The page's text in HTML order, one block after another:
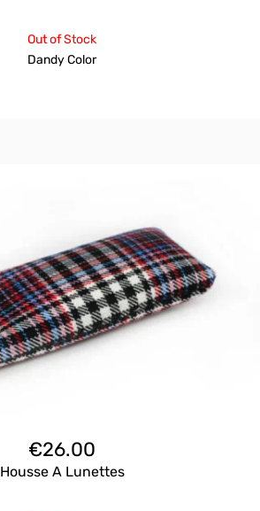
Out of Stock
Dandy Color
€26.00
Housse A Lunettes